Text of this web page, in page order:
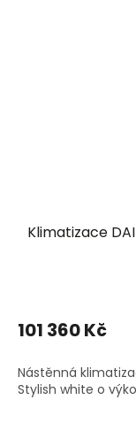
Klimatizace
101 360 Kč
Nástěnná
Stylish white o